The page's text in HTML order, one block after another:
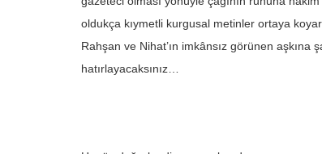
oldukça kıymetli kurgusal metinler ortaya
Rahşan ve Nihat’ın imkânsız görünen
hatırlayacaksınız…